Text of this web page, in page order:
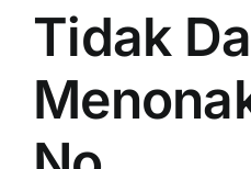
Tidak